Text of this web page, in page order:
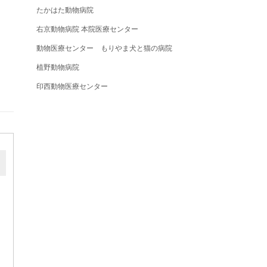
たかはた動物病院
右京動物病院 本院医療センター
動物医療センター もりやま犬と猫の病院
植野動物病院
印西動物医療センター